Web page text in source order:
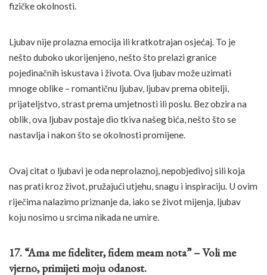
fizičke okolnosti.
Ljubav nije prolazna emocija ili kratkotrajan osjećaj. To je
nešto duboko ukorijenjeno, nešto što prelazi granice
pojedinačnih iskustava i života. Ova ljubav može uzimati
mnoge oblike – romantičnu ljubav, ljubav prema obitelji,
prijateljstvo, strast prema umjetnosti ili poslu. Bez obzira na
oblik, ova ljubav postaje dio tkiva našeg bića, nešto što se
nastavlja i nakon što se okolnosti promijene.
Ovaj citat o ljubavi je oda neprolaznoj, nepobjedivoj sili koja
nas prati kroz život, pružajući utjehu, snagu i inspiraciju. U ovim
riječima nalazimo priznanje da, iako se život mijenja, ljubav
koju nosimo u srcima nikada ne umire.
17. “Ama me fideliter, fidem meam nota” – Voli me
vjerno, primijeti moju odanost.